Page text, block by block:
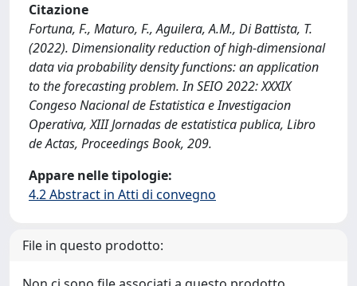
Citazione
Fortuna, F., Maturo, F., Aguilera, A.M., Di Battista, T.
(2022). Dimensionality reduction of high-dimensional
data via probability density functions: an application
to the forecasting problem. In SEIO 2022: XXXIX
Congeso Nacional de Estatistica e Investigacion
Operativa, XIII Jornadas de estatistica publica, Libro
de Actas, Proceedings Book, 209.
Appare nelle tipologie:
4.2 Abstract in Atti di convegno
File in questo prodotto: